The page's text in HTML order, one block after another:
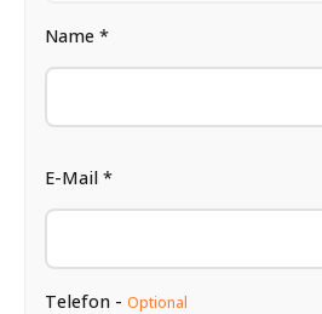
Name *
E-Mail *
Telefon - Optional